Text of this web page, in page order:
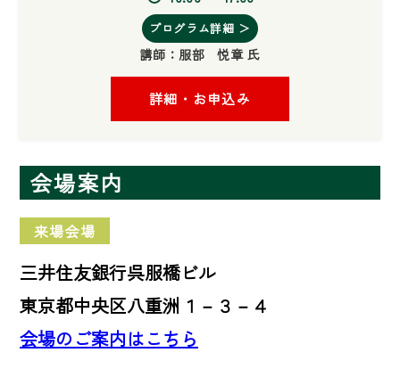
プログラム詳細 ＞
講師：服部 悦章 氏
詳細・お申込み
会場案内
来場会場
三井住友銀行呉服橋ビル
東京都中央区八重洲１－３－４
会場のご案内はこちら